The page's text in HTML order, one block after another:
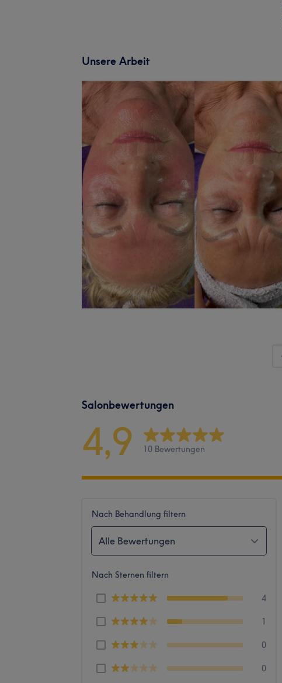
Unsere Arbeit
Salonbewertungen
4,9 10 Bewertungen
Nach Behandlung filtern
Alle Bewertungen
Nach Sternen filtern
4
1
0
0